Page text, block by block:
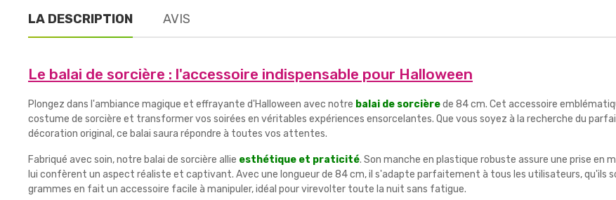
LA DESCRIPTION AVIS
Le balai de sorcière : l'accessoire indispensable pour Halloween
Plongez dans l'ambiance magique et effrayante d'Halloween avec notre balai de sorcièrede 84 cm. Cet accessoire
costume de sorcière et transformer vos soirées en véritables expériences ensorcelantes. Que vous soyez à la recherche du
décoration original, ce balai saura répondre à toutes vos attentes.
Fabriqué avec soin, notre balai de sorcière allie esthétique et praticité. Son manche en plastique robuste assure une prise
lui confèrent un aspect réaliste et captivant. Avec une longueur de 84 cm, il s'adapte parfaitement à tous les utilisateurs, qu'ils
grammes en fait un accessoire facile à manipuler, idéal pour virevolter toute la nuit sans fatigue.